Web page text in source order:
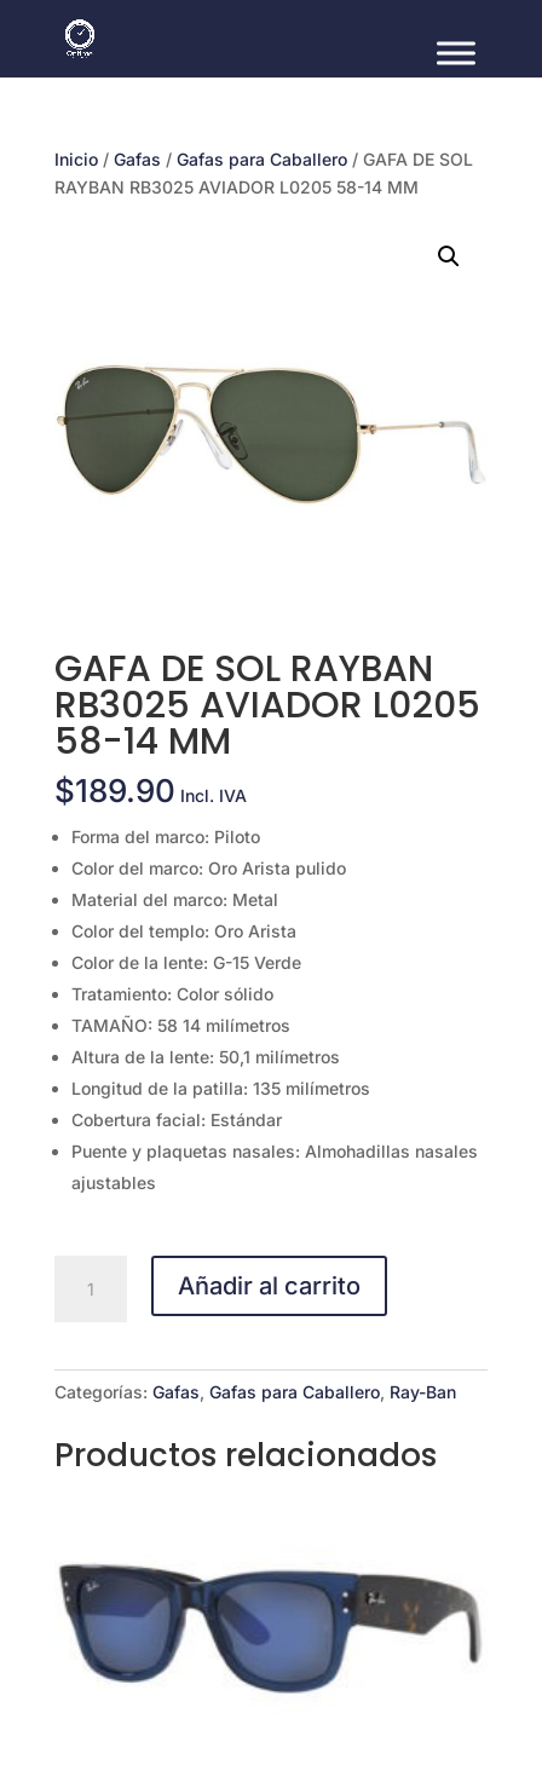
Inicio/ Gafas / Gafas para Caballero/ GAFA DE SOL
RAYBAN RB3025 AVIADOR L0205 58-14 MM
GAFA DE SOL RAYBAN
RB3025 AVIADOR L0205
58-14 MM
$189.90 Incl. IVA
Forma del marco: Piloto
Color del marco: Oro Arista pulido
Material del marco: Metal
Color del templo: Oro Arista
Color de la lente: G-15 Verde
Tratamiento: Color sólido
TAMAÑO: 58 14 milímetros
Altura de la lente: 50,1 milímetros
Longitud de la patilla: 135 milímetros
Cobertura facial: Estándar
Puente y plaquetas nasales: Almohadillas nasales
ajustables
AVIADOR
58-
Añadir al carrito
Categorías: Gafas, Gafas para Caballero, Ray-Ban
Productos relacionados